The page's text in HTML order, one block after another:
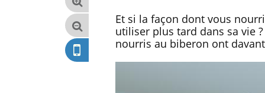
Et si la façon dont vous
utiliser plus tard dans sa vie
nourris au biberon ont